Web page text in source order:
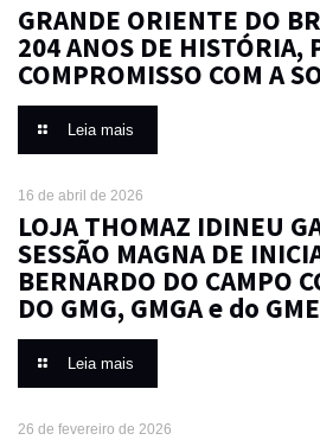
GRANDE ORIENTE DO
204 ANOS DE HISTÓRIA,
COMPROMISSO COM A
Leia mais
16 de abril de 2026
LOJA THOMAZ IDINEU
SESSÃO MAGNA DE
BERNARDO DO CAMPO
DO GMG, GMGA e do
Leia mais
26 de fevereiro de 2026